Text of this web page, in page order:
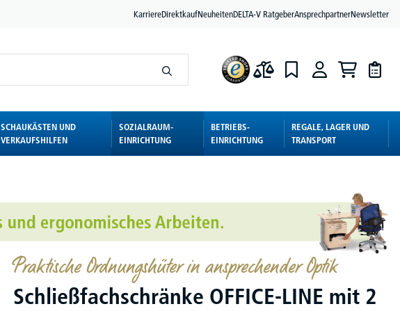
KarriereDirektkaufNeuheitenDELTA-V RatgeberAnsprechpartnerNewsletter
SCHAUKÄSTEN UND
VERKAUFSHILFEN
SOZIALRAUM-
EINRICHTUNG
BETRIEBS-
EINRICHTUNG
REGALE, LAGER UND
TRANSPORT
Praktische Ordnungshüter in ansprechender Optik
Schließfachschränke OFFICE-LINE mit 2